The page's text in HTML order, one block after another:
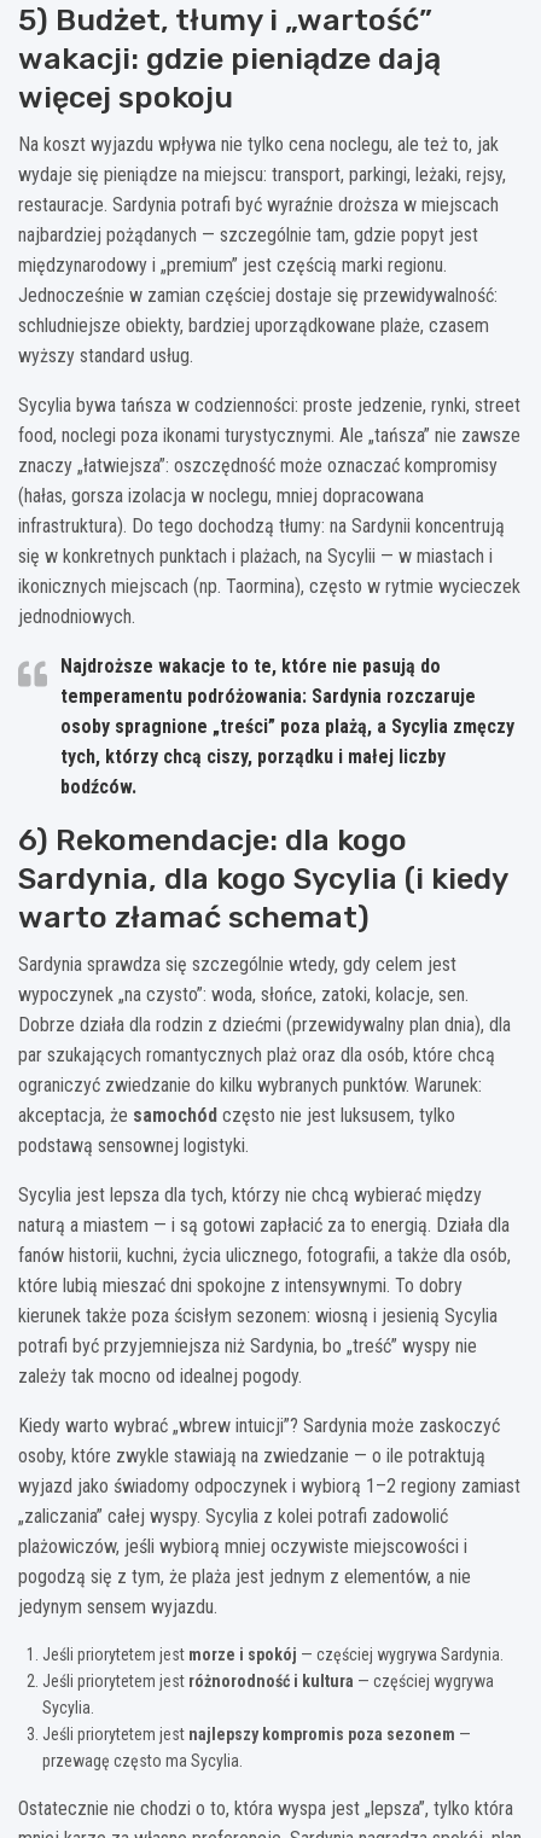
5) Budżet, tłumy i „wartość”
wakacji: gdzie pieniądze dają
więcej spokoju
Na koszt wyjazdu wpływa nie tylko cena noclegu, ale też to, jak
wydaje się pieniądze na miejscu: transport, parkingi, leżaki, rejsy,
restauracje. Sardynia potrafi być wyraźnie droższa w miejscach
najbardziej pożądanych — szczególnie tam, gdzie popyt jest
międzynarodowy i „premium” jest częścią marki regionu.
Jednocześnie w zamian częściej dostaje się przewidywalność:
schludniejsze obiekty, bardziej uporządkowane plaże, czasem
wyższy standard usług.
Sycylia bywa tańsza w codzienności: proste jedzenie, rynki, street
food, noclegi poza ikonami turystycznymi. Ale „tańsza” nie zawsze
znaczy „łatwiejsza”: oszczędność może oznaczać kompromisy
(hałas, gorsza izolacja w noclegu, mniej dopracowana
infrastruktura). Do tego dochodzą tłumy: na Sardynii koncentrują
się w konkretnych punktach i plażach, na Sycylii — w miastach i
ikonicznych miejscach (np. Taormina), często w rytmie wycieczek
jednodniowych.
Najdroższe wakacje to te, które nie pasują do
temperamentu podróżowania: Sardynia rozczaruje
osoby spragnione „treści” poza plażą, a Sycylia zmęczy
tych, którzy chcą ciszy, porządku i małej liczby
bodźców.
6) Rekomendacje: dla kogo
Sardynia, dla kogo Sycylia (i kiedy
warto złamać schemat)
Sardynia sprawdza się szczególnie wtedy, gdy celem jest
wypoczynek „na czysto”: woda, słońce, zatoki, kolacje, sen.
Dobrze działa dla rodzin z dziećmi (przewidywalny plan dnia), dla
par szukających romantycznych plaż oraz dla osób, które chcą
ograniczyć zwiedzanie do kilku wybranych punktów. Warunek:
akceptacja, że samochód często nie jest luksusem, tylko
podstawą sensownej logistyki.
Sycylia jest lepsza dla tych, którzy nie chcą wybierać między
naturą a miastem — i są gotowi zapłacić za to energią. Działa dla
fanów historii, kuchni, życia ulicznego, fotografii, a także dla osób,
które lubią mieszać dni spokojne z intensywnymi. To dobry
kierunek także poza ścisłym sezonem: wiosną i jesienią Sycylia
potrafi być przyjemniejsza niż Sardynia, bo „treść” wyspy nie
zależy tak mocno od idealnej pogody.
Kiedy warto wybrać „wbrew intuicji”? Sardynia może zaskoczyć
osoby, które zwykle stawiają na zwiedzanie — o ile potraktują
wyjazd jako świadomy odpoczynek i wybiorą 1–2 regiony zamiast
„zaliczania” całej wyspy. Sycylia z kolei potrafi zadowolić
plażowiczów, jeśli wybiorą mniej oczywiste miejscowości i
pogodzą się z tym, że plaża jest jednym z elementów, a nie
jedynym sensem wyjazdu.
Jeśli priorytetem jest morze i spokój — częściej wygrywa Sardynia.
Jeśli priorytetem jest różnorodność i kultura — częściej wygrywa
Sycylia.
Jeśli priorytetem jest najlepszy kompromis poza sezonem —
przewagę często ma Sycylia.
Ostatecznie nie chodzi o to, która wyspa jest „lepsza”, tylko która